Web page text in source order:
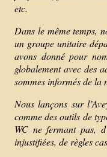
etc.
Dans le même temps,
un groupe unitaire
avons donné pour
globalement avec des
sommes informés de la
Nous lançons sur
comme des outils de
WC ne fermant pas,
injustifiées, de règles